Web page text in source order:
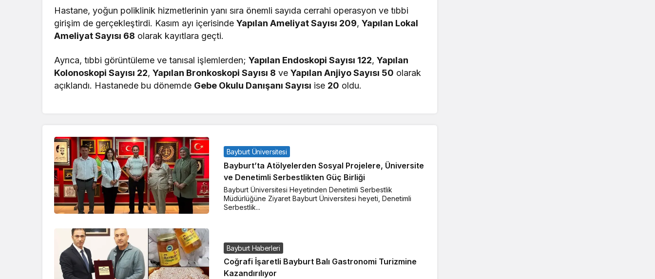
Hastane, yoğun poliklinik hizmetlerinin yanı sıra önemli sayıda cerrahi operasyon ve tıbbi
girişim de gerçekleştirdi. Kasım ayı içerisindeYapılan Ameliyat Sayısı 209,Yapılan Lokal
Ameliyat Sayısı 68 olarak kayıtlara geçti.
Ayrıca, tıbbi görüntüleme ve tanısal işlemlerden;Yapılan Endoskopi Sayısı 122,Yapılan
Kolonoskopi Sayısı 22,Yapılan Bronkoskopi Sayısı 8 veYapılan Anjiyo Sayısı 50 olarak
açıklandı. Hastanede bu dönemde Gebe Okulu Danışanı Sayısı ise 20 oldu.
Bayburt Üniversitesi
Bayburt’ta Atölyelerden Sosyal Projelere, Üniversite
ve Denetimli Serbestlikten Güç Birliği
Bayburt Üniversitesi Heyetinden Denetimli Serbestlik
Müdürlüğüne Ziyaret Bayburt Üniversitesi heyeti, Denetimli
Serbestlik...
Bayburt Haberleri
Coğrafi İşaretli Bayburt Balı Gastronomi Turizmine
Kazandırılıyor